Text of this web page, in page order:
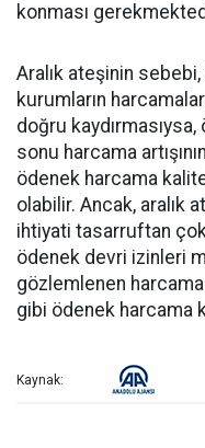
konması
Aralık ateşinin
kurumların
doğru
sonu harcama
ödenek harcama
olabilir. Ancak, aralık
ihtiyati tasarruftan çok
ödenek devri izinleri
gözlemlenen harcama
gibi ödenek harcama
Kaynak: